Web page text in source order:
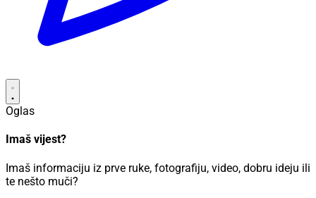
Oglas
Imaš vijest?
Imaš informaciju iz prve ruke, fotografiju, video, dobru ideju ili
te nešto muči?